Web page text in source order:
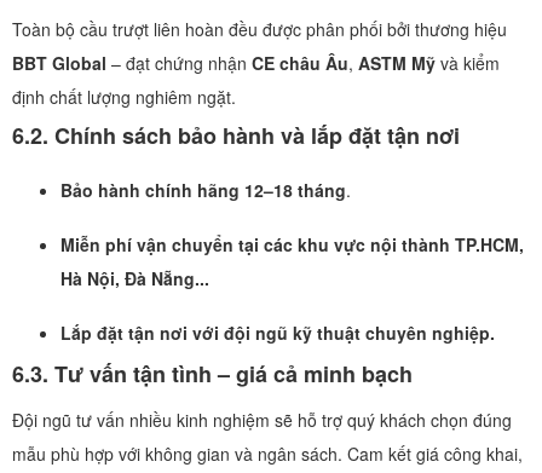
Toàn bộ cầu trượt liên hoàn đều được phân phối bởi thương hiệu
BBT Global – đạt chứng nhận CE châu Âu, ASTM Mỹ và kiểm
định chất lượng nghiêm ngặt.
6.2. Chính sách bảo hành và lắp đặt tận nơi
Bảo hành chính hãng 12–18 tháng.
Miễn phí vận chuyển tại các khu vực nội thành TP.HCM,
Hà Nội, Đà Nẵng...
Lắp đặt tận nơi với đội ngũ kỹ thuật chuyên nghiệp.
6.3. Tư vấn tận tình – giá cả minh bạch
Đội ngũ tư vấn nhiều kinh nghiệm sẽ hỗ trợ quý khách chọn đúng
mẫu phù hợp với không gian và ngân sách. Cam kết giá công khai,